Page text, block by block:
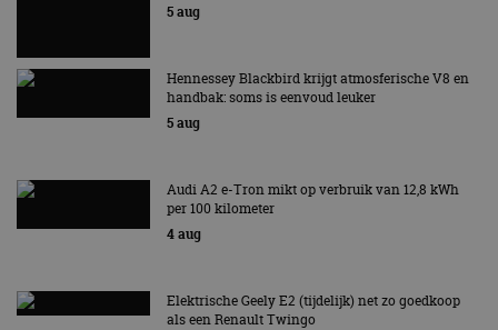
5 aug
Hennessey Blackbird krijgt atmosferische V8 en
handbak: soms is eenvoud leuker
5 aug
Audi A2 e-Tron mikt op verbruik van 12,8 kWh
per 100 kilometer
4 aug
Elektrische Geely E2 (tijdelijk) net zo goedkoop
als een Renault Twingo